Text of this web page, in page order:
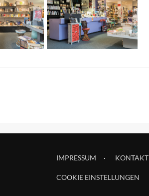
IMPRESSUM KONTAKT
COOKIE EINSTELLUNGEN